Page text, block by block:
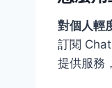
對個人輕
訂閱
提供服務